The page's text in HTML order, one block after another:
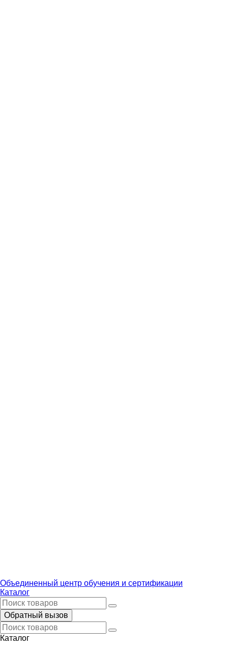
Объединенный центр обучения и сертификации
Каталог
Обратный вызов
Каталог